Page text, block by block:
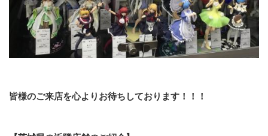
皆様のご来店を心よりお待ちしております！！！